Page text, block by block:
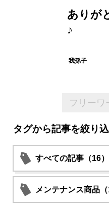
ありが
♪
我孫子
タグから記事を絞り
すべての記事（16）
メンテナンス商品（